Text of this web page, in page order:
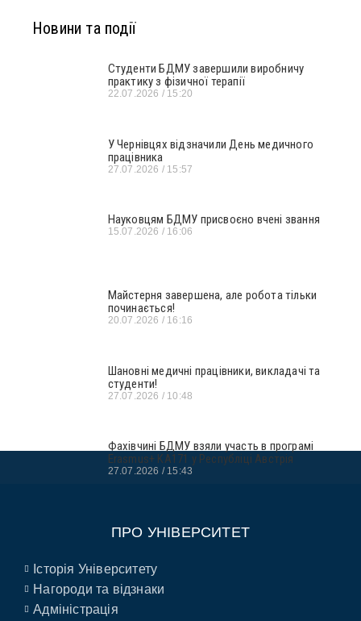
Новини та події
Студенти БДМУ завершили виробничу
практику з фізичної терапії
22.07.2026 15:20
У Чернівцях відзначили День медичного
працівника
27.07.2026 15:57
Науковцям БДМУ присвоєно вчені звання
15.07.2026 16:06
Майстерня завершена, але робота тільки
починається!
20.07.2026 16:16
Шановні медичні працівники, викладачі та
студенти!
27.07.2026 10:48
Фахівчині БДМУ взяли участь в програмі
Erasmus+ KA171 у Республіці Австрія
27.07.2026 15:43
ПРО УНІВЕРСИТЕТ
Історія Університету
Нагороди та відзнаки
Адміністрація